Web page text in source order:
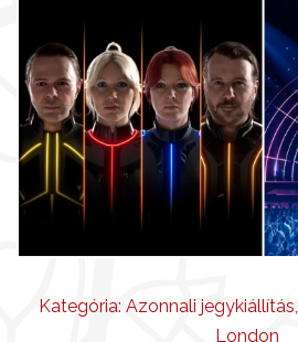
Kategória: Azonnali jegykiállítás,
London